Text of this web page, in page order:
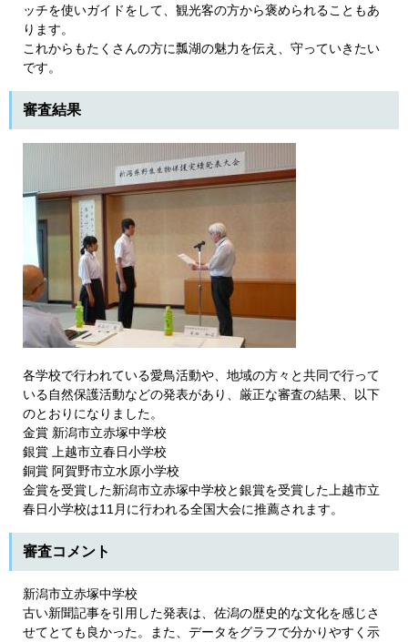
ッチを使いガイドをして、観光客の方から褒められることもあ
ります。
これからもたくさんの方に瓢湖の魅力を伝え、守っていきたい
です。
審査結果
各学校で行われている愛鳥活動や、地域の方々と共同で行って
いる自然保護活動などの発表があり、厳正な審査の結果、以下
のとおりになりました。
金賞 新潟市立赤塚中学校
銀賞 上越市立春日小学校
銅賞 阿賀野市立水原小学校
金賞を受賞した新潟市立赤塚中学校と銀賞を受賞した上越市立
春日小学校は11月に行われる全国大会に推薦されます。
審査コメント
新潟市立赤塚中学校
古い新聞記事を引用した発表は、佐潟の歴史的な文化を感じさ
せてとても良かった。また、データをグラフで分かりやすく示